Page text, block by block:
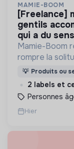
MAMIE-BOOM
[freelance] mamie-boom recrute des
gentils
qui a du
Mamie-Boom
rompre la
visites
💡 Produits ou
2 labels et
Personnes
Hier